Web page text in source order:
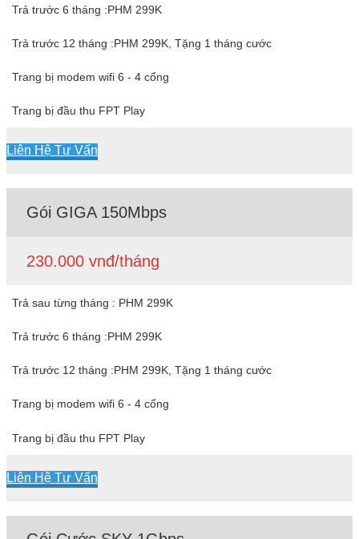
Trả trước 6 tháng :PHM 299K
Trả trước 12 tháng :PHM 299K, Tặng 1 tháng cước
Trang bị modem wifi 6 - 4 cổng
Trang bị đầu thu FPT Play
Liên Hệ Tư Vấn
Gói GIGA 150Mbps
230.000 vnđ/tháng
Trả sau từng tháng : PHM 299K
Trả trước 6 tháng :PHM 299K
Trả trước 12 tháng :PHM 299K, Tặng 1 tháng cước
Trang bị modem wifi 6 - 4 cổng
Trang bị đầu thu FPT Play
Liên Hệ Tư Vấn